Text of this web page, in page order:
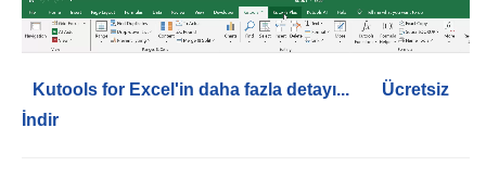
Kutools for Excel'in daha fazla detayı...
Ücretsiz
İndir